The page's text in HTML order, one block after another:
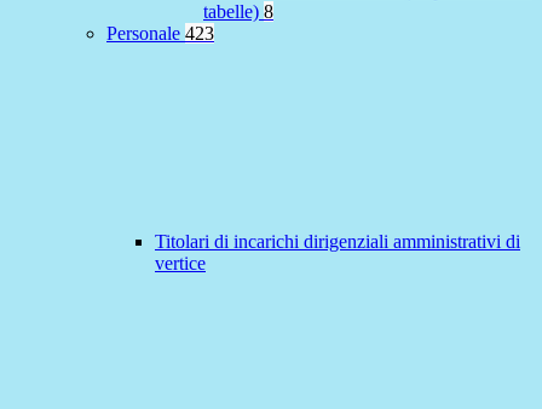
tabelle) 8
Personale 423
Titolari di incarichi dirigenziali amministrativi di
vertice